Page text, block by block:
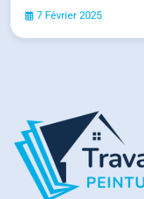
7 Février 2025